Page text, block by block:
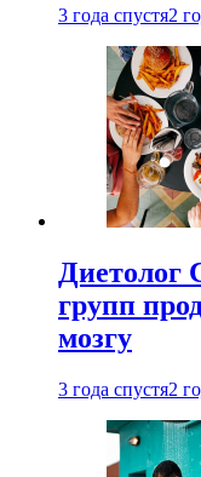
3 года спустя2
Диетолог
групп
мозгу
3 года спустя2